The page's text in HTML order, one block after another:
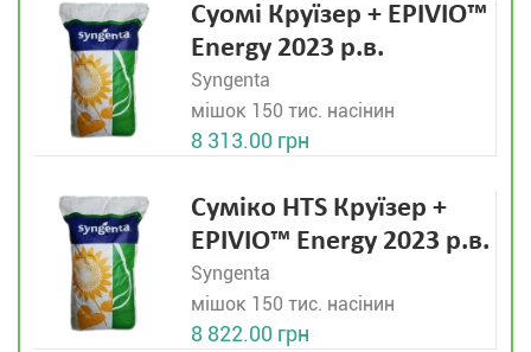
Суомі Круїзер + EPIVIO™
Energy 2023 р.в.
Syngenta
мішок 150 тис. насінин
8 313.00 грн
Суміко HTS Круїзер +
EPIVIO™ Energy 2023 р.в.
Syngenta
мішок 150 тис. насінин
8 822.00 грн